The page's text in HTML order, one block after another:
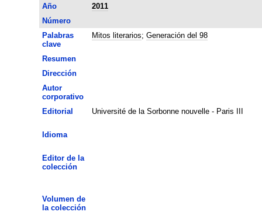
Año
2011
Número
Palabras
clave
Mitos literarios; Generación del 98
Resumen
Dirección
Autor
corporativo
Editorial
Université de la Sorbonne nouvelle - Paris III
Idioma
Editor de la
colección
Volumen de
la colección